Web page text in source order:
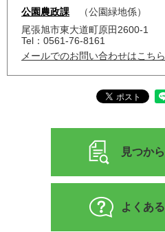
公園農政課
公園緑地係
尾張旭市東大道町原田2600-1
Tel：0561-76-8161
メールでのお問い合わせはこちら
見つか
よくあ